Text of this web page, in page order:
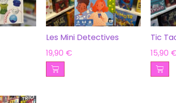
Les Mini Detectives
19,90 €
Tic
15,90